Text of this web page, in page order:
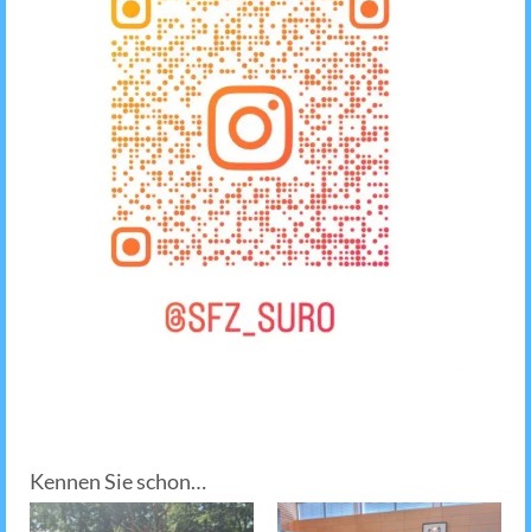
Kennen Sie schon…